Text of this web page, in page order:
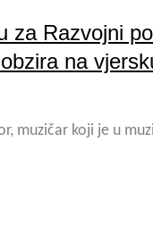
za Razvojni
na
muzičar koji je u